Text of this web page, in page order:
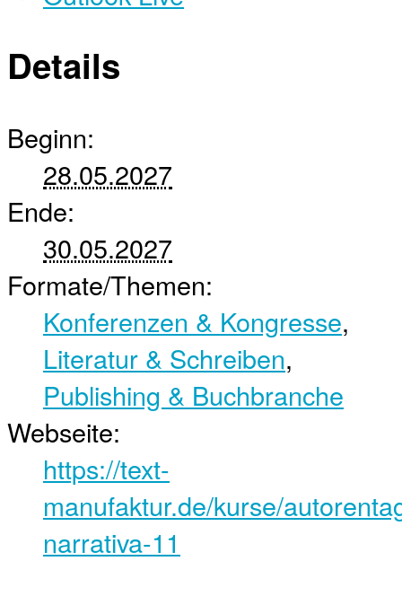
Details
Beginn:
28.05.2027
Ende:
30.05.2027
Formate/Themen:
Konferenzen & Kongresse,
Literatur & Schreiben,
Publishing & Buchbranche
Webseite:
https://text-
manufaktur.de/kurse/
narrativa-11